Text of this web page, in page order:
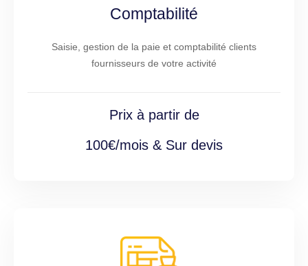
Comptabilité
Saisie, gestion de la paie et comptabilité clients
fournisseurs de votre activité
Prix à partir de
100€/mois & Sur devis